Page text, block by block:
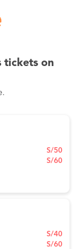
tickets on
S/50
S/60
S/40
S/60